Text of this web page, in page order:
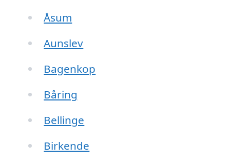
Åsum
Aunslev
Bagenkop
Båring
Bellinge
Birkende